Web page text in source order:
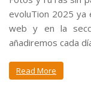
evoluTion 2025 ya
web y en la
añadiremos cada
Read More